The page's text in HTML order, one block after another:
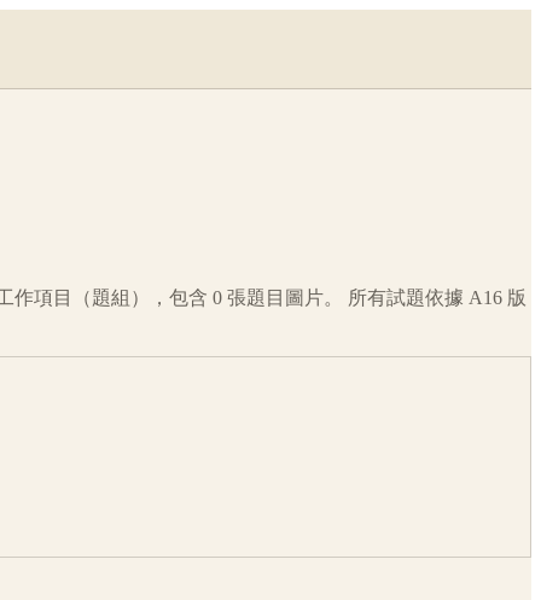
作項目（題組），包含 0 張題目圖片。 所有試題依據 A16 版